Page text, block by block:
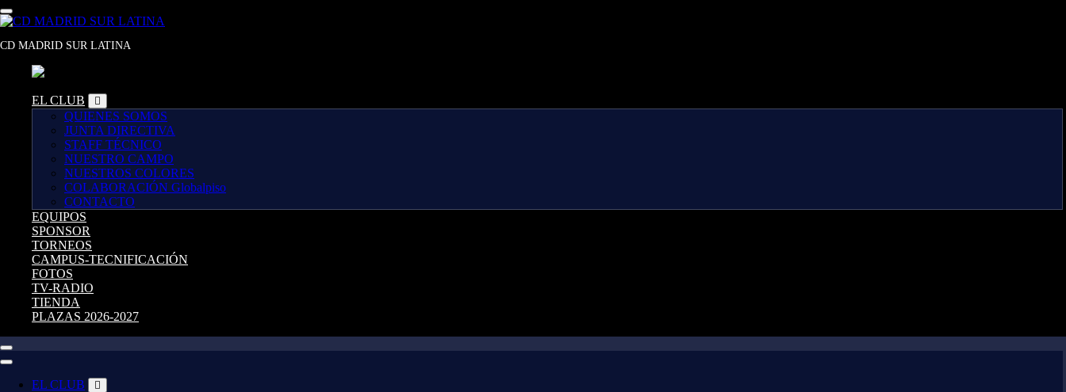
Saltar
al
CD MADRID SUR LATINA
EL CLUB
QUIENES SOMOS
JUNTA DIRECTIVA
STAFF TÉCNICO
NUESTRO CAMPO
NUESTROS COLORES
COLABORACIÓN Globalpiso
CONTACTO
EQUIPOS
SPONSOR
TORNEOS
CAMPUS-TECNIFICACIÓN
FOTOS
TV-RADIO
TIENDA
PLAZAS 2026-2027
EL CLUB